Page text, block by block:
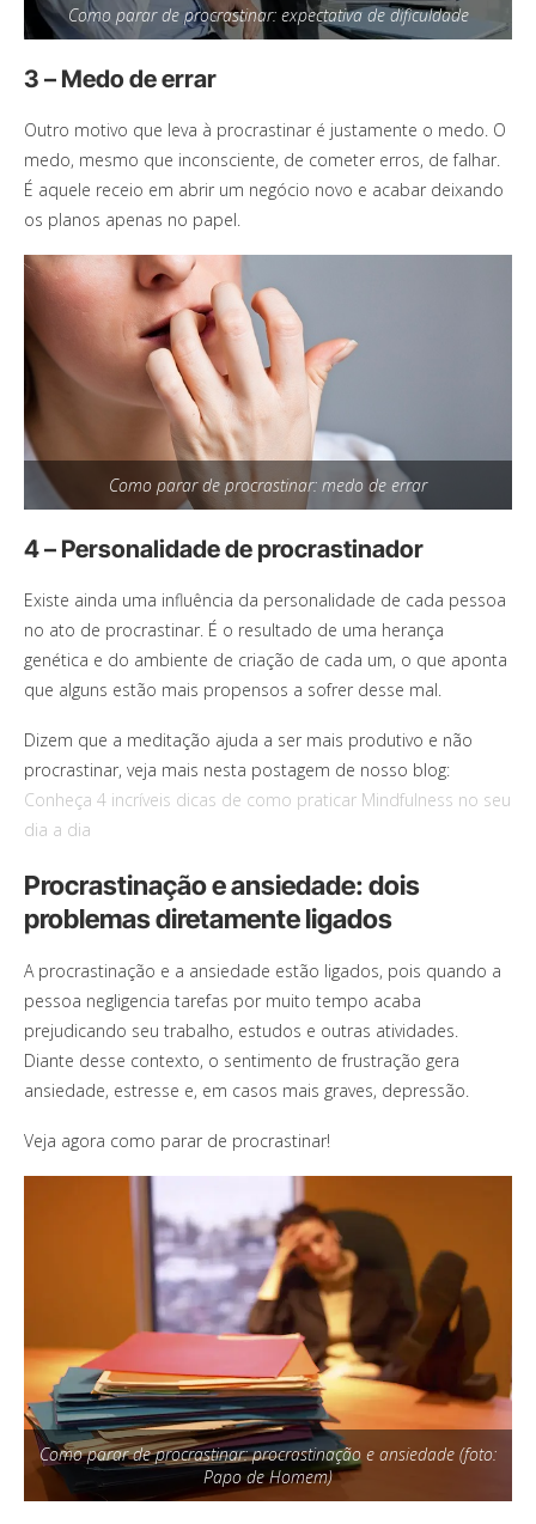
Como parar de procrastinar: expectativa de dificuldade
3 – Medo de errar
Outro motivo que leva à procrastinar é justamente o medo. O
medo, mesmo que inconsciente, de cometer erros, de falhar.
É aquele receio em abrir um negócio novo e acabar deixando
os planos apenas no papel.
Como parar de procrastinar: medo de errar
4 – Personalidade de procrastinador
Existe ainda uma influência da personalidade de cada pessoa
no ato de procrastinar. É o resultado de uma herança
genética e do ambiente de criação de cada um, o que aponta
que alguns estão mais propensos a sofrer desse mal.
Dizem que a meditação ajuda a ser mais produtivo e não
procrastinar, veja mais nesta postagem de nosso blog:
Conheça 4 incríveis dicas de como praticar Mindfulness no seu
dia a dia
Procrastinação e ansiedade: dois
problemas diretamente ligados
A procrastinação e a ansiedade estão ligados, pois quando a
pessoa negligencia tarefas por muito tempo acaba
prejudicando seu trabalho, estudos e outras atividades.
Diante desse contexto, o sentimento de frustração gera
ansiedade, estresse e, em casos mais graves, depressão.
Veja agora como parar de procrastinar!
Como parar de procrastinar: procrastinação e ansiedade (foto:
Papo de Homem)